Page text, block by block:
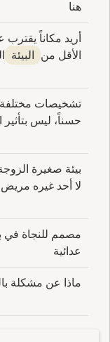
هنا
أريد مكاناً يقترب
الأقل من
البيئة
تشخيصات مختلفة
حسناً، ليس بتأثير
بيئة صغيرة
لا أحد غيره مريض
مصمم للنجاة في
عدائية
ماذا عن مشكلة